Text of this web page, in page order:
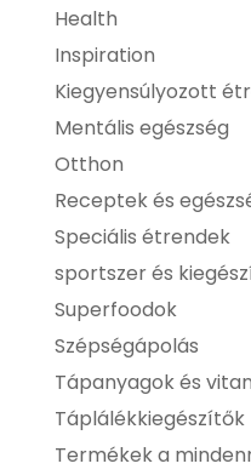
Health
Inspiration
Kiegyensúlyozott
Mentális egészség
Otthon
Receptek és
Speciális étrendek
sportszer és
Superfoodok
Szépségápolás
Tápanyagok és
Táplálékkiegészítők
Termékek a